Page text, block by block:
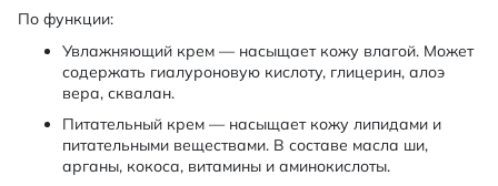
По функции:
Увлажняющий крем — насыщает кожу влагой. Может
содержать гиалуроновую кислоту, глицерин, алоэ
вера, сквалан.
Питательный крем — насыщает кожу липидами и
питательными веществами. В составе масла ши,
арганы, кокоса, витамины и аминокислоты.